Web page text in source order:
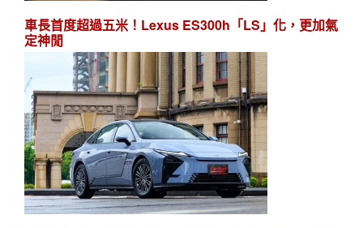
車長首度超過五米！Lexus ES300h「LS」化，更加氣
定神閒